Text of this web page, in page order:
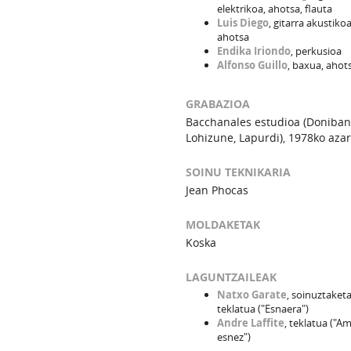
elektrikoa, ahotsa, flauta
Luis Diego, gitarra
ahotsa
Endika Iriondo, perkusioa
Alfonso Guillo, baxua,
GRABAZIOA
Bacchanales estudioa
Lohizune, Lapurdi), 1978ko
SOINU TEKNIKARIA
Jean Phocas
MOLDAKETAK
Koska
LAGUNTZAILEAK
Natxo Garate,
teklatua ("Esnaera")
Andre Laffite, teklatua
esnez")